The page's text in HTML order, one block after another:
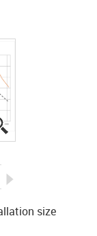
igus-icon-lupe
igus-icon-lupe
igus-icon-lupe
igus-icon-lupe
igus-icon-lupe
size